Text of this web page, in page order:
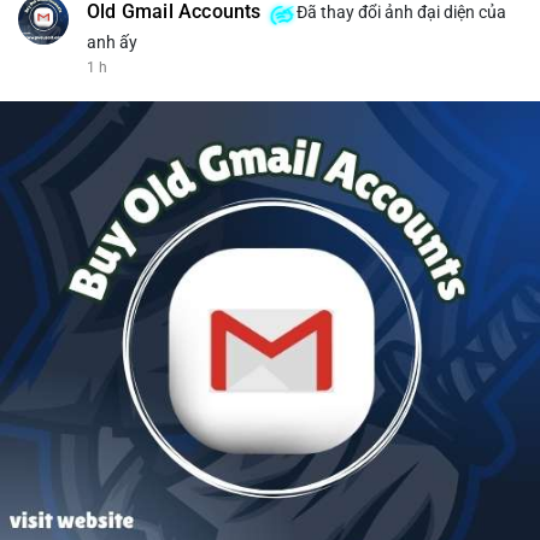
Old Gmail Accounts
Đã thay đổi ảnh đại diện của
anh ấy
1 h